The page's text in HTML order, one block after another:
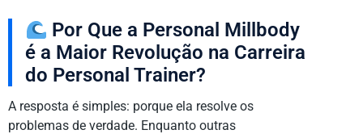
Por Que a Personal Millbody
é a Maior Revolução na Carreira
do Personal Trainer?
A resposta é simples: porque ela resolve os
problemas de verdade. Enquanto outras